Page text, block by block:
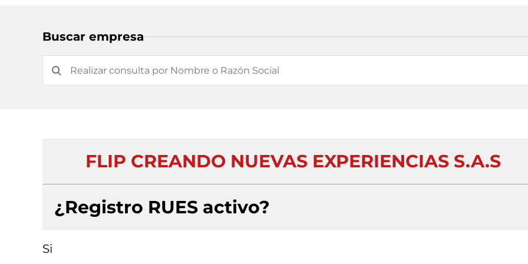
Buscar empresa
FLIP CREANDO NUEVAS EXPERIENCIAS S.A.S
¿Registro RUES activo?
Si